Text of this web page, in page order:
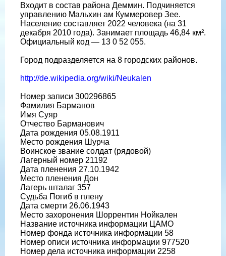
Входит в состав района Деммин. Подчиняется
управлению Мальхин ам Куммеровер Зее.
Население составляет 2022 человека (на 31
декабря 2010 года). Занимает площадь 46,84 км².
Официальный код — 13 0 52 055.
Город подразделяется на 8 городских районов.
http://de.wikipedia.org/wiki/Neukalen
Номер записи 300296865
Фамилия Барманов
Имя Суяр
Отчество Барманович
Дата рождения 05.08.1911
Место рождения Шурча
Воинское звание солдат (рядовой)
Лагерный номер 21192
Дата пленения 27.10.1942
Место пленения Дон
Лагерь шталаг 357
Судьба Погиб в плену
Дата смерти 26.06.1943
Место захоронения Шоррентин Нойкален
Название источника информации ЦАМО
Номер фонда источника информации 58
Номер описи источника информации 977520
Номер дела источника информации 2258